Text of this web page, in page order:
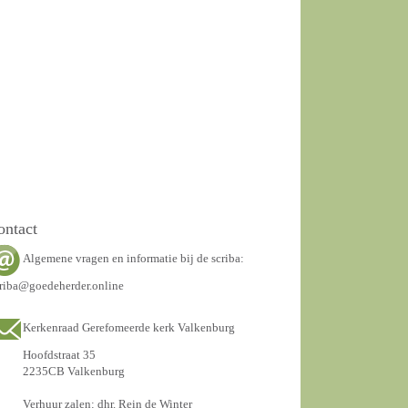
Algemene vragen en informatie bij de scriba:
Kerkenraad Gerefomeerde kerk Valkenburg
Hoofdstraat 35
2235CB Valkenburg
Verhuur zalen: dhr. Rein de Winter